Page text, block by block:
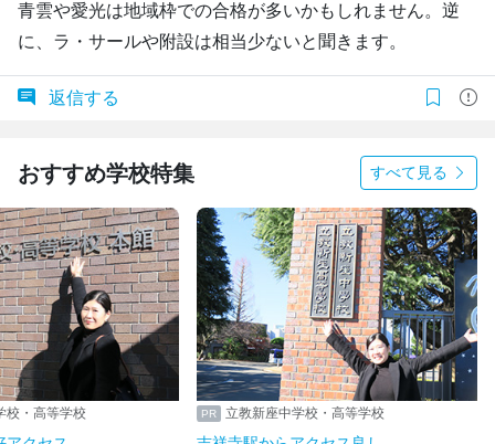
青雲や愛光は地域枠での合格が多いかもしれません。逆
に、ラ・サールや附設は相当少ないと聞きます。
返信する
おすすめ学校特集 すべて見る
校・高等学校 立教新座中学校・高等学校